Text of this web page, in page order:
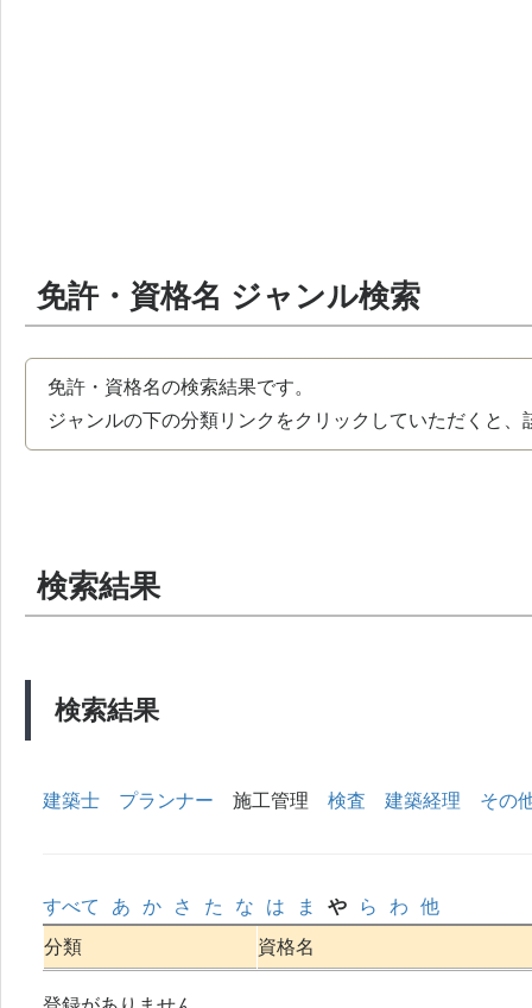
免許・資格名 ジャンル検索
免許・資格名の検索結果です。
ジャンルの下の分類リンクをクリックしていただくと
検索結果
検索結果
建築士 プランナー 施工管理 検査 建築経理 その
すべて あ か さ た な は ま や ら わ
他
分類
資格名